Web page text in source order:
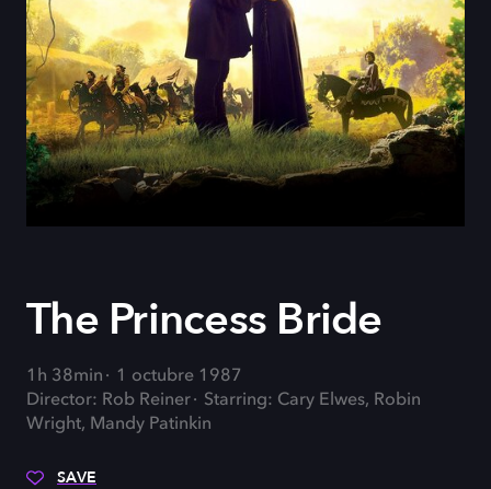
The Princess Bride
1h 38min
1 octubre 1987
Director: Rob Reiner
Starring: Cary Elwes, Robin
Wright, Mandy Patinkin
SAVE